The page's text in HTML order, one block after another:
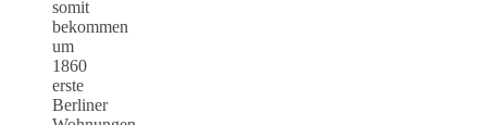
somit
bekommen
um
1860
erste
Berliner